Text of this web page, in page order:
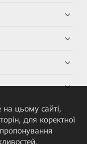
цьому сайті,
для коректної